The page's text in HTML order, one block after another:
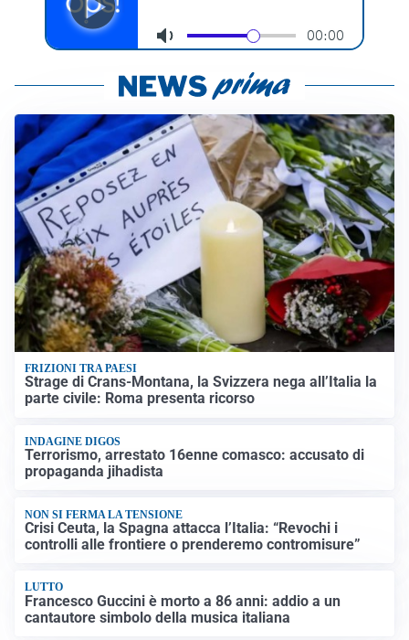
FRIZIONI TRA PAESI
Strage di Crans-Montana, la Svizzera nega all’Italia la
parte civile: Roma presenta ricorso
INDAGINE DIGOS
Terrorismo, arrestato 16enne comasco: accusato di
propaganda jihadista
NON SI FERMA LA TENSIONE
Crisi Ceuta, la Spagna attacca l’Italia: “Revochi i
controlli alle frontiere o prenderemo contromisure”
LUTTO
Francesco Guccini è morto a 86 anni: addio a un
cantautore simbolo della musica italiana